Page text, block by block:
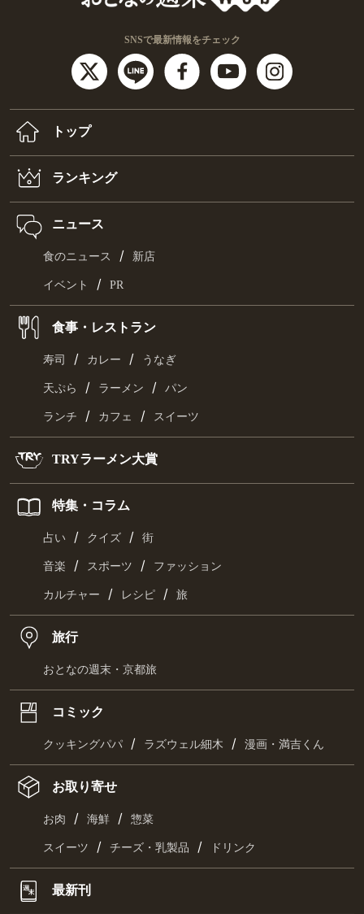
SNSで最新情報をチェック
トップ
ランキング
ニュース
食のニュース / 新店
イベント / PR
食事・レストラン
寿司 / カレー / うなぎ
天ぷら / ラーメン / パン
ランチ / カフェ / スイーツ
TRYラーメン大賞
特集・コラム
占い / クイズ / 街
音楽 / スポーツ / ファッション
カルチャー / レシピ / 旅
旅行
おとなの週末・京都旅
コミック
クッキングパパ / ラズウェル細木 / 漫画・満吉くん
お取り寄せ
お肉 / 海鮮 / 惣菜
スイーツ / チーズ・乳製品 / ドリンク
最新刊